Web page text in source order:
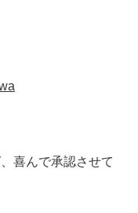
喜んで承認させて